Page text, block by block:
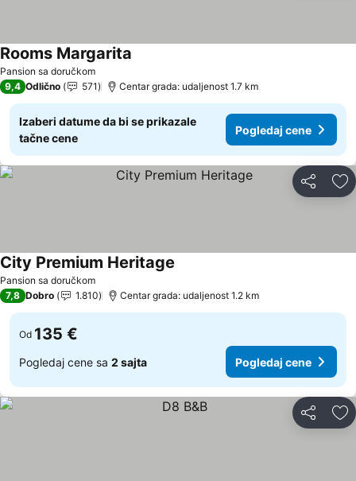
Pansion sa doručkom
Rooms Margarita
9,4 Odlično 571 Centar grada: udaljenost 1.7 km
Izaberi datume da bi se prikazale
tačne cene
Pogledaj cene
Deli
Pansion sa doručkom
City Premium Heritage
7,8 Dobro 1.810 Centar grada: udaljenost 1.2 km
Od 135 €
Pogledaj cene sa 2 sajta Pogledaj cene
Deli